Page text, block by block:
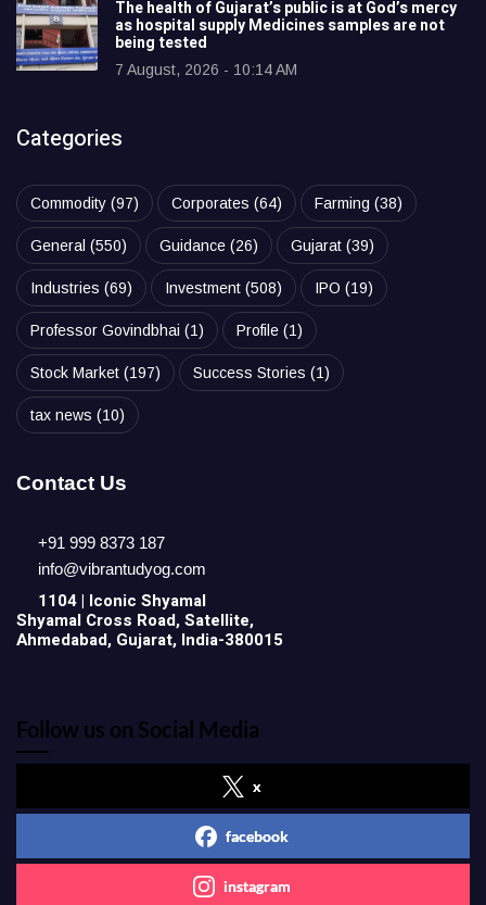
The health of Gujarat’s public is at God’s mercy
as hospital supply Medicines samples are not
being tested
7 August, 2026 - 10:14 AM
Categories
Commodity (97) Corporates (64) Farming (38)
General (550) Guidance (26) Gujarat (39)
Industries (69) Investment (508) IPO (19)
Professor Govindbhai (1) Profile (1)
Stock Market (197) Success Stories (1)
tax news (10)
Contact Us
+91 999 8373 187
info@vibrantudyog.com
1104 | Iconic Shyamal
Shyamal Cross Road, Satellite,
Ahmedabad, Gujarat, India-380015
Follow us on Social Media
x
facebook
instagram